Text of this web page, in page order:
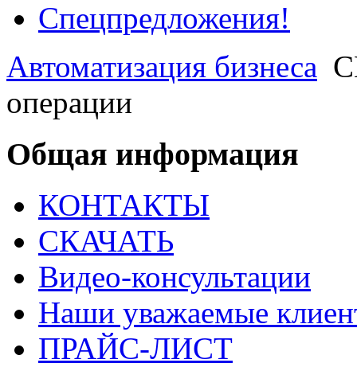
Спецпредложения!
Автоматизация бизнеса
операции
Общая информация
КОНТАКТЫ
СКАЧАТЬ
Видео-консультации
Наши уважаемые
ПРАЙС-ЛИСТ